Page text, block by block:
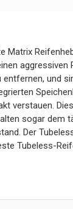
Matrix
und
verstauen.
sogar dem
Der
Tubeless-